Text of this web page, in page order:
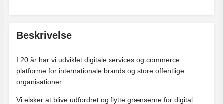
Beskrivelse
I 20 år har vi udviklet digitale services og commerce
platforme for internationale brands og store offentlige
organisationer.
Vi elsker at blive udfordret og flytte grænserne for digital